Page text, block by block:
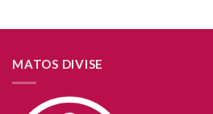
MATOS DIVISE